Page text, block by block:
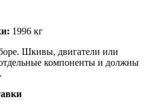
1996 кг
Шкивы, двигатели или
компоненты и должны